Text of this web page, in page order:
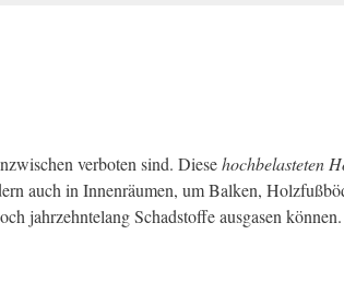
verboten sind. Diesehochbelasteten
auch in Innenräumen, um Balken,
jahrzehntelang Schadstoffe ausgasen können.